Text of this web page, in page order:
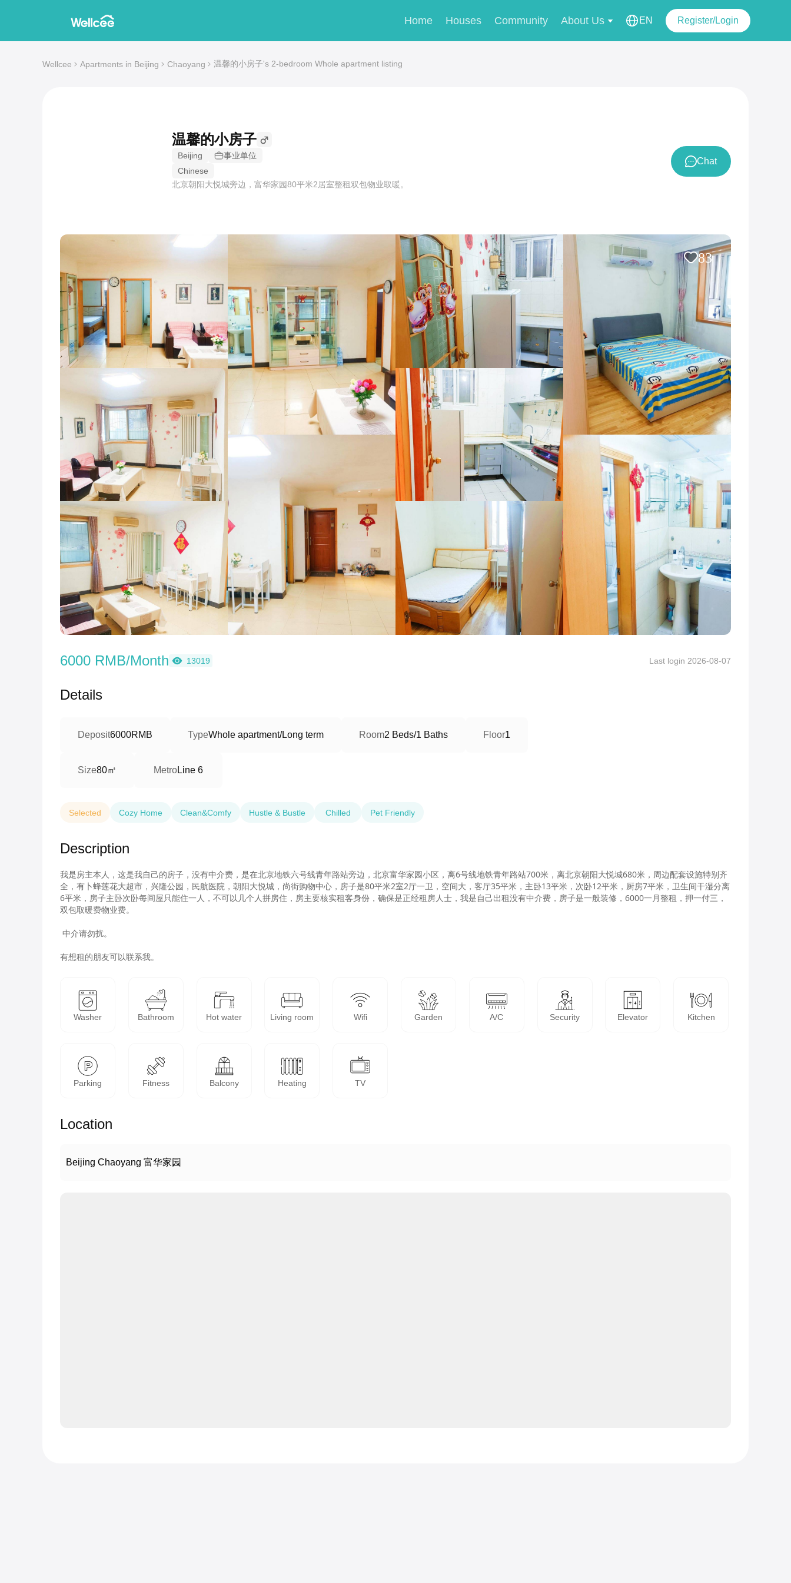
Home Houses Community About Us EN Register/Login
Wellcee Apartments in Beijing Chaoyang 温馨的小房子's 2-bedroom Whole apartment listing
温馨的小房子
Beijing
事业单位
Chinese
北京朝阳大悦城旁边，富华家园80平米2居室整租双包物业取暖。
Chat
83
6000 RMB/Month 13019 Last login 2026-08-07
Details
Deposit6000RMB TypeWhole apartment/Long term Room2 Beds/1 Baths Floor1
Size80㎡ MetroLine 6
Selected Cozy Home Clean&Comfy Hustle & Bustle Chilled Pet Friendly
Description
我是房主本人，这是我自己的房子，没有中介费，是在北京地铁六号线青年路站旁边，北京富华家园小区，离6号线地铁青年路站700米，离北京朝阳大悦城680米，周边配套设施特别齐
全，有卜蜂莲花大超市，兴隆公园，民航医院，朝阳大悦城，尚街购物中心，房子是80平米2室2厅一卫，空间大，客厅35平米，主卧13平米，次卧12平米，厨房7平米，卫生间干湿分离
6平米，房子主卧次卧每间屋只能住一人，不可以几个人拼房住，房主要核实租客身份，确保是正经租房人士，我是自己出租没有中介费，房子是一般装修，6000一月整租，押一付三，
双包取暖费物业费。
有想租的朋友可以联系我。
Washer Bathroom Hot water Living room Wifi Garden A/C Security Elevator Kitchen
Parking Fitness Balcony Heating TV
Location
Beijing Chaoyang 富华家园